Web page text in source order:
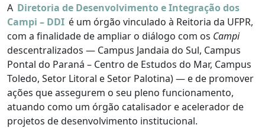
A Diretoria de Desenvolvimento e Integração dos
Campi – DDI é um órgão vinculado à Reitoria da UFPR,
com a finalidade de ampliar o diálogo com os Campi
descentralizados — Campus Jandaia do Sul, Campus
Pontal do Paraná – Centro de Estudos do Mar, Campus
Toledo, Setor Litoral e Setor Palotina) — e de promover
ações que assegurem o seu pleno funcionamento,
atuando como um órgão catalisador e acelerador de
projetos de desenvolvimento institucional.